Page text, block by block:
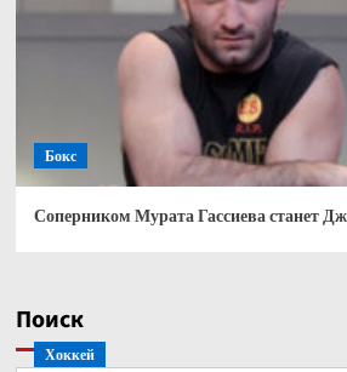
Бокс
Соперником Мурата Гассиева станет
Поиск
Хоккей